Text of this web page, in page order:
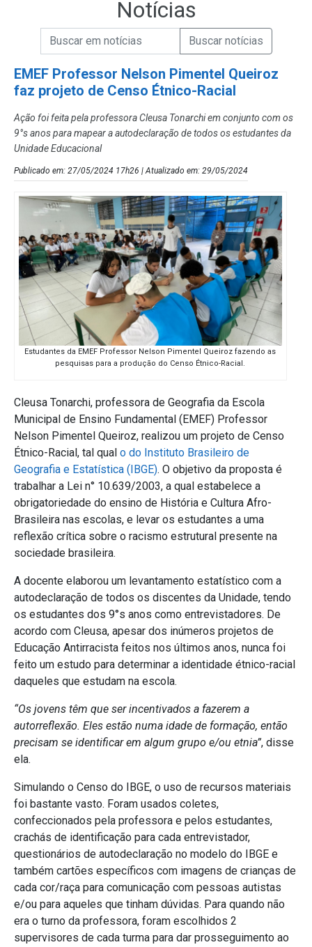
Notícias
Campo de Busca de Notícias
Campo de Busca de informaçõesEnviar a Busca de Notícias
EMEF Professor Nelson Pimentel Queiroz
faz projeto de Censo Étnico-Racial
Ação foi feita pela professora Cleusa Tonarchi em conjunto com os
9°s anos para mapear a autodeclaração de todos os estudantes da
Unidade Educacional
Publicado em: 27/05/2024 17h26 | Atualizado em: 29/05/2024
Estudantes da EMEF Professor Nelson Pimentel Queiroz fazendo as
pesquisas para a produção do Censo Étnico-Racial.
Cleusa Tonarchi, professora de Geografia da Escola
Municipal de Ensino Fundamental (EMEF) Professor
Nelson Pimentel Queiroz, realizou um projeto de Censo
Étnico-Racial, tal qual o do Instituto Brasileiro de
Geografia e Estatística (IBGE). O objetivo da proposta é
trabalhar a Lei n° 10.639/2003, a qual estabelece a
obrigatoriedade do ensino de História e Cultura Afro-
Brasileira nas escolas, e levar os estudantes a uma
reflexão crítica sobre o racismo estrutural presente na
sociedade brasileira.
A docente elaborou um levantamento estatístico com a
autodeclaração de todos os discentes da Unidade, tendo
os estudantes dos 9°s anos como entrevistadores. De
acordo com Cleusa, apesar dos inúmeros projetos de
Educação Antirracista feitos nos últimos anos, nunca foi
feito um estudo para determinar a identidade étnico-racial
daqueles que estudam na escola.
“Os jovens têm que ser incentivados a fazerem a
autorreflexão. Eles estão numa idade de formação, então
precisam se identificar em algum grupo e/ou etnia”, disse
ela.
Simulando o Censo do IBGE, o uso de recursos materiais
foi bastante vasto. Foram usados coletes,
confeccionados pela professora e pelos estudantes,
crachás de identificação para cada entrevistador,
questionários de autodeclaração no modelo do IBGE e
também cartões específicos com imagens de crianças de
cada cor/raça para comunicação com pessoas autistas
e/ou para aqueles que tinham dúvidas. Para quando não
era o turno da professora, foram escolhidos 2
supervisores de cada turma para dar prosseguimento ao